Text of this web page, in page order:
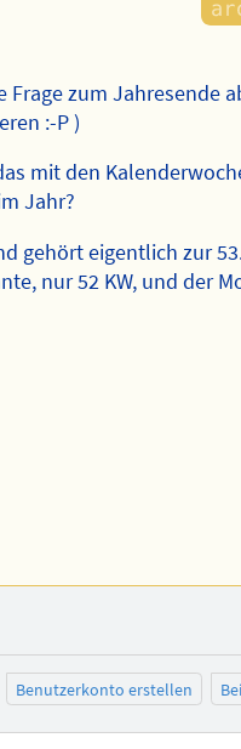
zum Jahresende
:-P )
mit den
Jahr?
gehört eigentlich zur
nur 52 KW, und der
Benutzerkonto erstellen